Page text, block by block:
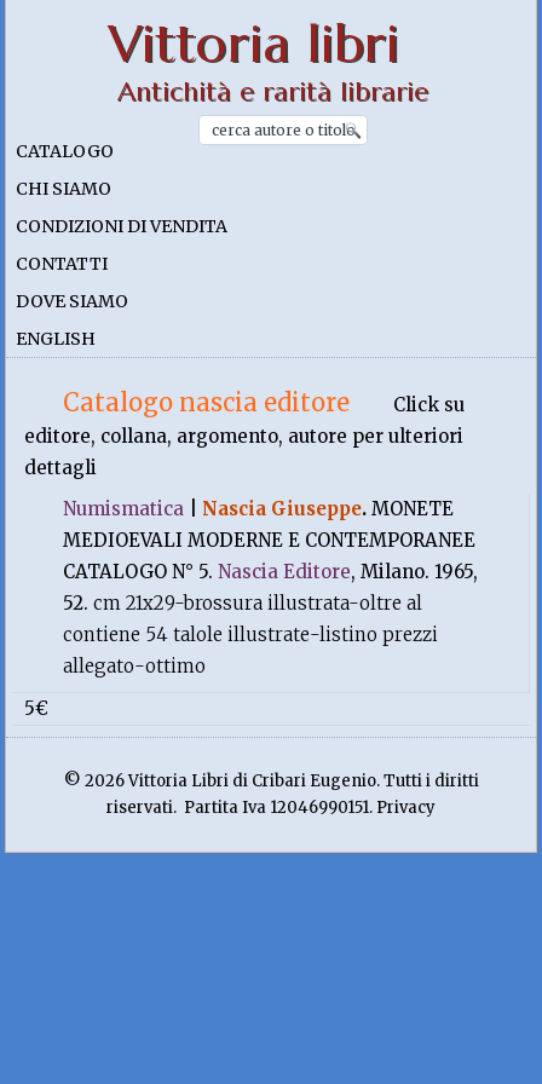
Vittoria libri
Antichità e rarità librarie
CATALOGO
CHI SIAMO
CONDIZIONI DI VENDITA
CONTATTI
DOVE SIAMO
ENGLISH
Catalogo nascia editore
Click su
editore, collana, argomento, autore per ulteriori
dettagli
Numismatica
Nascia Giuseppe.MONETE
MEDIOEVALI MODERNE E CONTEMPORANEE
CATALOGO N° 5.Nascia Editore, Milano. 1965,
52.cm 21x29-brossura illustrata-oltre al
contiene 54 talole illustrate-listino prezzi
allegato-ottimo
5€
© 2026 Vittoria Libri di Cribari Eugenio. Tutti i diritti
riservati. Partita Iva 12046990151. Privacy